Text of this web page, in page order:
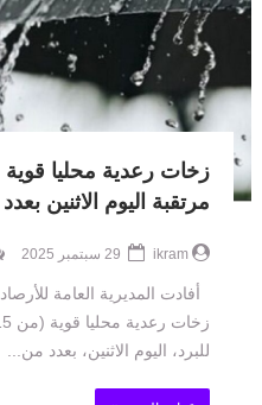
زخات رعدية محليا
مرتقبة اليوم الاثنين
ikram
أفادت المديرية العامة
للبرد، اليوم الاثنين، بعدد من...